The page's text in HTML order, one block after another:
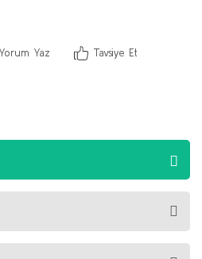
Yorum Yaz Tavsiye Et